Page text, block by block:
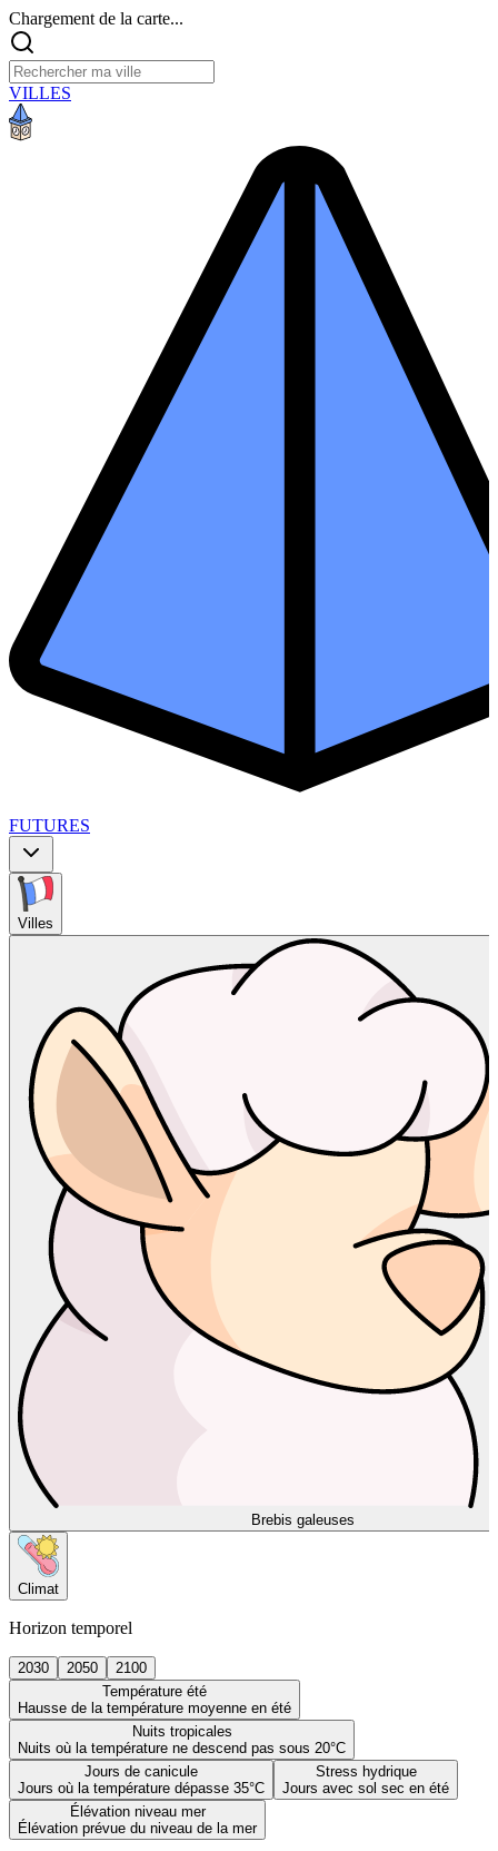
Chargement de la carte...
VILLES
FUTURES
Villes
Brebis galeuses
Climat
Horizon temporel
2030 2050
2100
Température été
Hausse de la température moyenne en été
Nuits tropicales
Nuits où la température ne descend pas sous 20°C
Jours de canicule
Jours où la température dépasse 35°C
Stress hydrique
Jours avec sol sec en été
Élévation niveau mer
Élévation prévue du niveau de la mer